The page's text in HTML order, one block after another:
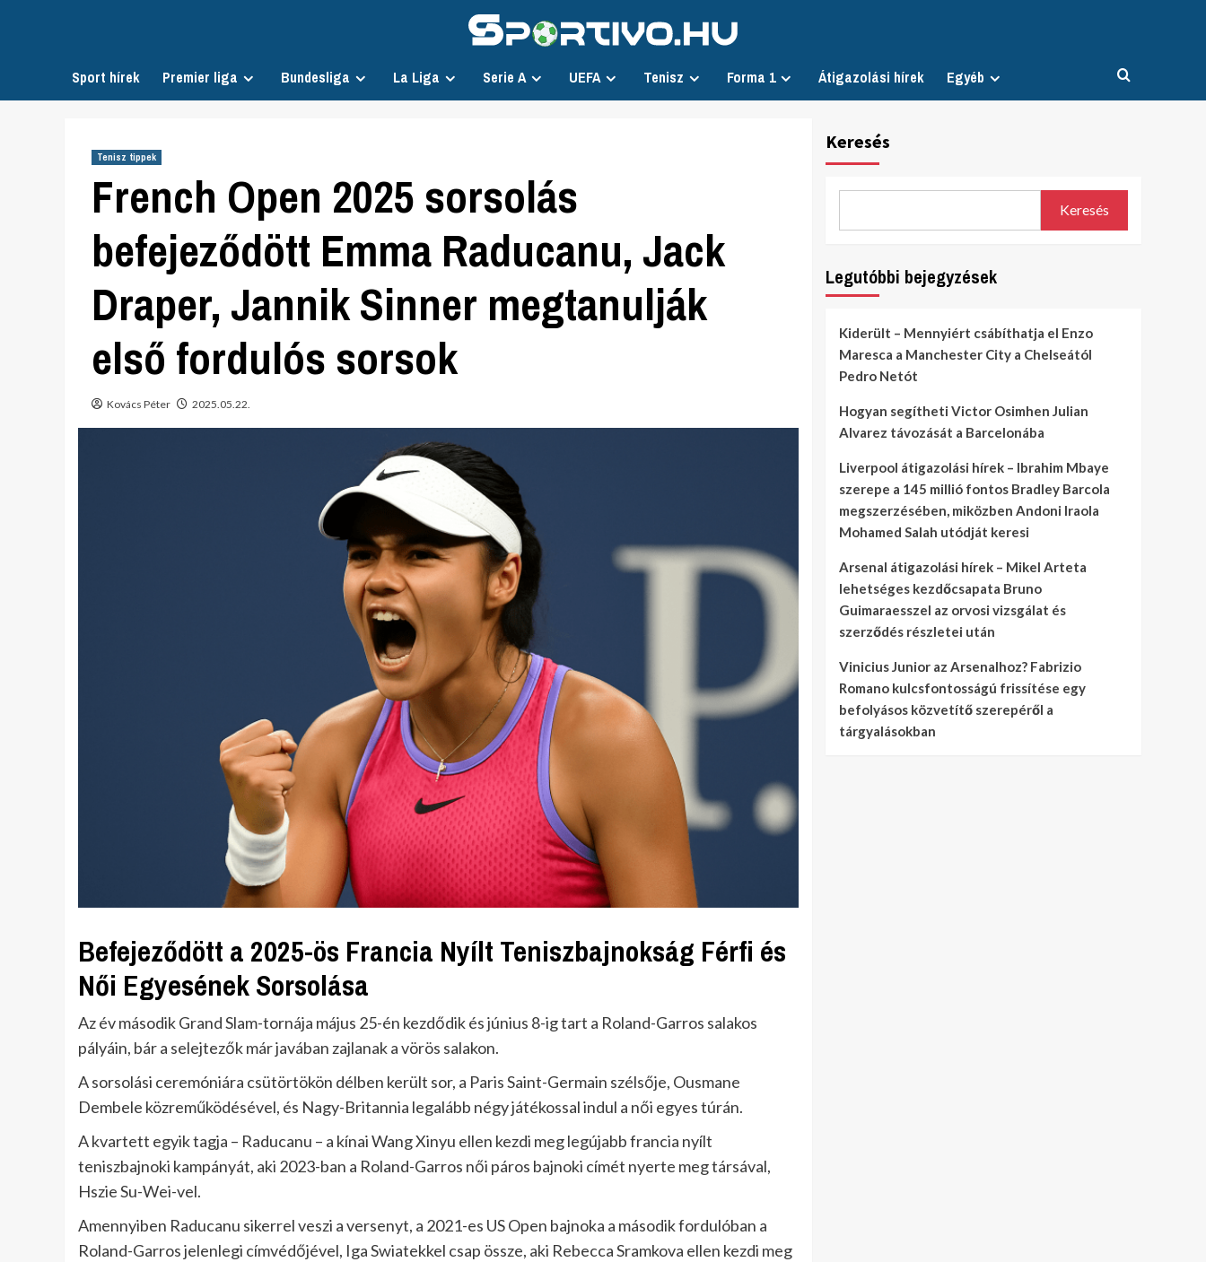
Sport hírek Premier liga Bundesliga La Liga Serie A UEFA Tenisz Forma 1 Átigazolási hírek Egyéb
Tenisz tippek
French Open 2025 sorsolás
befejeződött Emma Raducanu, Jack
Draper, Jannik Sinner megtanulják
első fordulós sorsok
Kovács Péter 2025.05.22.
Befejeződött a 2025-ös Francia Nyílt Teniszbajnokság Férfi és
Női Egyesének Sorsolása
Az év második Grand Slam-tornája május 25-én kezdődik és június 8-ig tart a Roland-Garros salakos
pályáin, bár a selejtezők már javában zajlanak a vörös salakon.
A sorsolási ceremóniára csütörtökön délben került sor, a Paris Saint-Germain szélsője, Ousmane
Dembele közreműködésével, és Nagy-Britannia legalább négy játékossal indul a női egyes túrán.
A kvartett egyik tagja – Raducanu – a kínai Wang Xinyu ellen kezdi meg legújabb francia nyílt
teniszbajnoki kampányát, aki 2023-ban a Roland-Garros női páros bajnoki címét nyerte meg társával,
Hszie Su-Wei-vel.
Amennyiben Raducanu sikerrel veszi a versenyt, a 2021-es US Open bajnoka a második fordulóban a
Roland-Garros jelenlegi címvédőjével, Iga Swiatekkel csap össze, aki Rebecca Sramkova ellen kezdi meg
Keresés
Keresés
Legutóbbi bejegyzések
Kiderült – Mennyiért csábíthatja el Enzo
Maresca a Manchester City a Chelseától
Pedro Netót
Hogyan segítheti Victor Osimhen Julian
Alvarez távozását a Barcelonába
Liverpool átigazolási hírek – Ibrahim Mbaye
szerepe a 145 millió fontos Bradley Barcola
megszerzésében, miközben Andoni Iraola
Mohamed Salah utódját keresi
Arsenal átigazolási hírek – Mikel Arteta
lehetséges kezdőcsapata Bruno
Guimaraesszel az orvosi vizsgálat és
szerződés részletei után
Vinicius Junior az Arsenalhoz? Fabrizio
Romano kulcsfontosságú frissítése egy
befolyásos közvetítő szerepéről a
tárgyalásokban